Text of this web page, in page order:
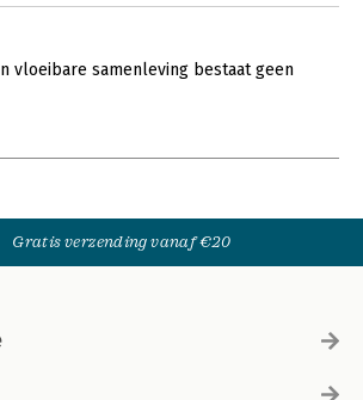
vloeibare samenleving bestaat geen
Gratis verzending vanaf €20